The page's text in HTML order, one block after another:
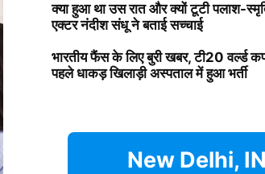
क्या हुआ था उस रात और क्यों टूटी पलाश-
एक्टर नंदीश संधू ने बताई सच्चाई
भारतीय फैंस के लिए बुरी खबर, टी20 वर्ल्ड
पहले धाकड़ खिलाड़ी अस्पताल में हुआ भर्ती
New Delhi, IN